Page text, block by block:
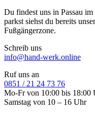
Du findest uns in Passau
parkst siehst du bereits
Fußgängerzone.
Schreib uns
info@hand-werk.online
Ruf uns an
0851 / 21 24 73 76
Mo-Fr von 10:00 bis 18:00
Samstag von 10 – 16 Uhr